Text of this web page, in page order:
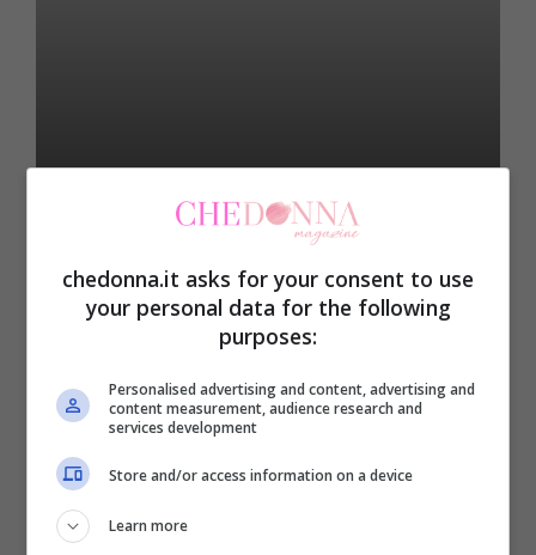
5 Consigli per la cura dei
vestiti del tuo Bambino
20 Settembre 2023
chedonna.it asks for your consent to use
your personal data for the following
purposes:
Personalised advertising and content, advertising and
content measurement, audience research and
services development
Store and/or access information on a device
Learn more